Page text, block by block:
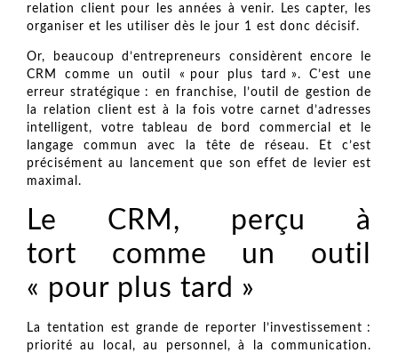
relation client pour les années à venir. Les capter, les
organiser et les utiliser dès le jour 1 est donc décisif.
Or, beaucoup d’entrepreneurs considèrent encore le
CRM comme un outil « pour plus tard ». C’est une
erreur stratégique : en franchise, l’outil de gestion de
la relation client est à la fois votre carnet d’adresses
intelligent, votre tableau de bord commercial et le
langage commun avec la tête de réseau. Et c’est
précisément au lancement que son effet de levier est
maximal.
Le CRM, perçu à
tort comme un outil
« pour plus tard »
La tentation est grande de reporter l’investissement :
priorité au local, au personnel, à la communication.